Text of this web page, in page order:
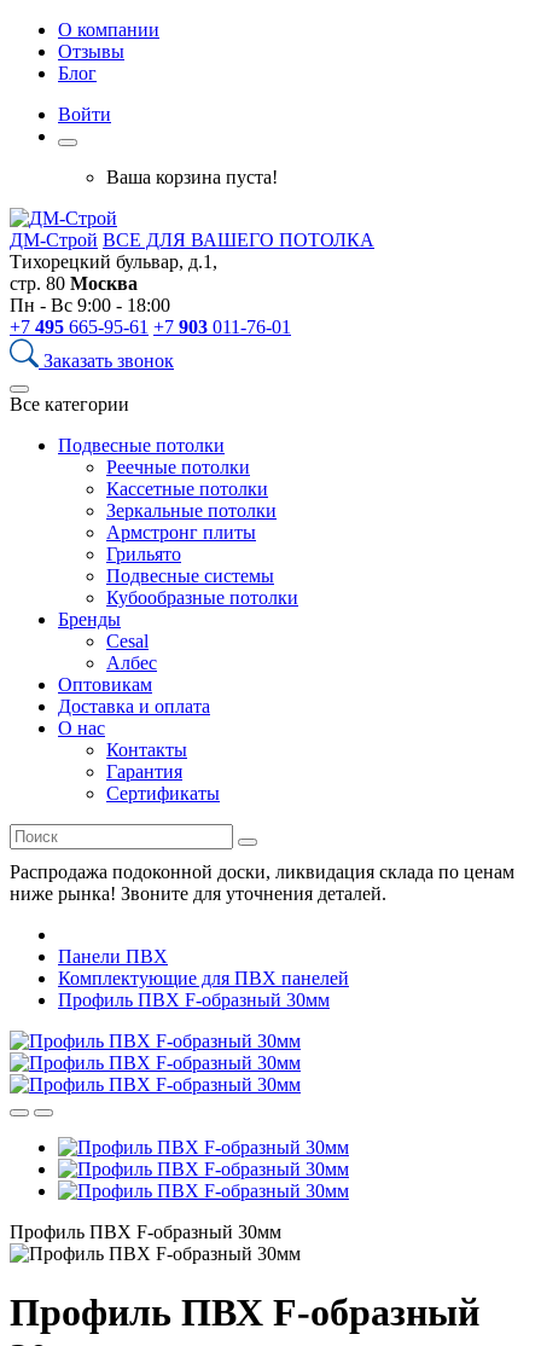
О компании
Отзывы
Блог
Войти
Ваша корзина пуста!
ДМ-Строй ВСЕ ДЛЯ ВАШЕГО ПОТОЛКА
Тихорецкий бульвар, д.1,
стр. 80 Москва
Пн - Вс 9:00 - 18:00
+7 495 665-95-61 +7 903 011-76-01
Заказать звонок
Все категории
Подвесные потолки
Реечные потолки
Кассетные потолки
Зеркальные потолки
Армстронг плиты
Грильято
Подвесные системы
Кубообразные потолки
Бренды
Cesal
Албес
Оптовикам
Доставка и оплата
О нас
Контакты
Гарантия
Сертификаты
Распродажа подоконной доски, ликвидация склада по ценам
ниже рынка! Звоните для уточнения деталей.
Панели ПВХ
Комплектующие для ПВХ панелей
Профиль ПВХ F-образный 30мм
Профиль ПВХ F-образный 30мм
Профиль ПВХ F-образный